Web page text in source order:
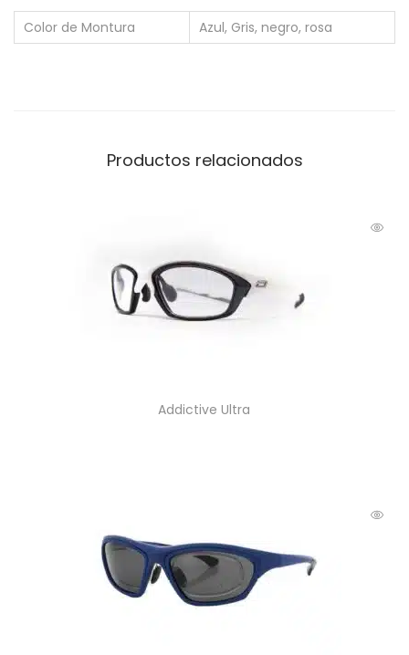
Color de Montura Azul, Gris, negro, rosa
Productos relacionados
Addictive Ultra